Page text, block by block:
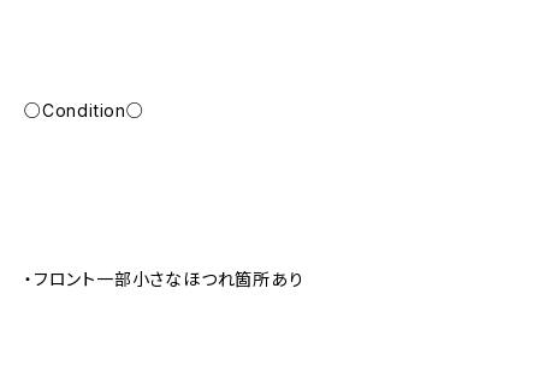
○Condition○
・フロント一部小さなほつれ箇所あり